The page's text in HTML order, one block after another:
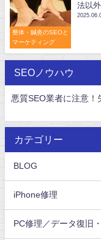
整体・鍼灸のSEOと
マーケティング
法以
SEOノウハウ
悪質SEO業者に注意
カテゴリー
BLOG
iPhone修理
PC修理／データ復旧